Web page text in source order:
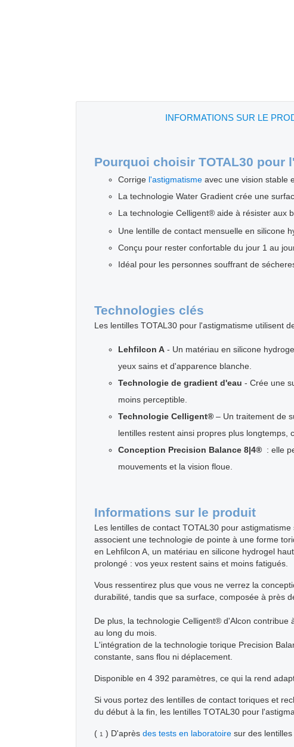
INFORMATIONS SUR LE
Pourquoi choisir TOTAL30 pour
Corrige l'astigmatisme avec une vision stable
La technologie Water Gradient crée une
La technologie Celligent® aide à résister aux
Une lentille de contact mensuelle en silicone
Conçu pour rester confortable du jour 1 au
Idéal pour les personnes souffrant de
Technologies clés
Les lentilles TOTAL30 pour l'astigmatisme utilisent
Lehfilcon A - Un matériau en silicone
yeux sains et d'apparence blanche.
Technologie de gradient d'eau - Crée une
moins perceptible.
Technologie Celligent® – Un traitement de
lentilles restent ainsi propres plus longtemps,
Conception Precision Balance 8|4® : elle
mouvements et la vision floue.
Informations sur le produit
Les lentilles de contact TOTAL30 pour
associent une technologie de pointe à une forme
en Lehfilcon A, un matériau en silicone hydrogel
prolongé : vos yeux restent sains et moins fatigués.
Vous ressentirez plus que vous ne verrez la
durabilité, tandis que sa surface, composée à près
De plus, la technologie Celligent® d'Alcon
au long du mois.
L'intégration de la technologie torique Precision
constante, sans flou ni déplacement.
Disponible en 4 392 paramètres, ce qui la rend
Si vous portez des lentilles de contact toriques et
du début à la fin, les lentilles TOTAL30 pour
( 1 ) D'après des tests en laboratoire sur des